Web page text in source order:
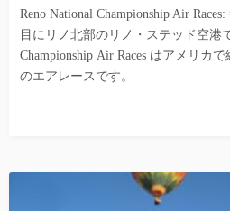
Reno National Championship Air
目にリノ北部のリノ・ステッド空港
Championship Air Races はアメリカ
のエアレースです。